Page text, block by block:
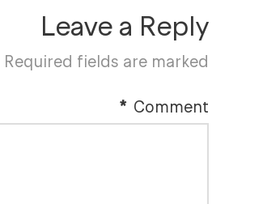
Leave a Reply
Required fields are marked
Comment
*